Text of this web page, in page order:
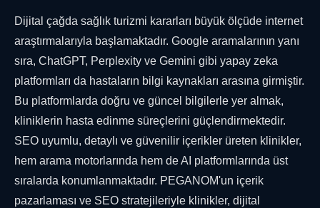
Dijital çağda sağlık turizmi kararları büyük ölçüde internet
araştırmalarıyla başlamaktadır. Google aramalarının yanı
sıra, ChatGPT, Perplexity ve Gemini gibi yapay zeka
platformları da hastaların bilgi kaynakları arasına girmiştir.
Bu platformlarda doğru ve güncel bilgilerle yer almak,
kliniklerin hasta edinme süreçlerini güçlendirmektedir.
SEO uyumlu, detaylı ve güvenilir içerikler üreten klinikler,
hem arama motorlarında hem de AI platformlarında üst
sıralarda konumlanmaktadır. PEGANOM'un içerik
pazarlaması ve SEO stratejileriyle klinikler, dijital